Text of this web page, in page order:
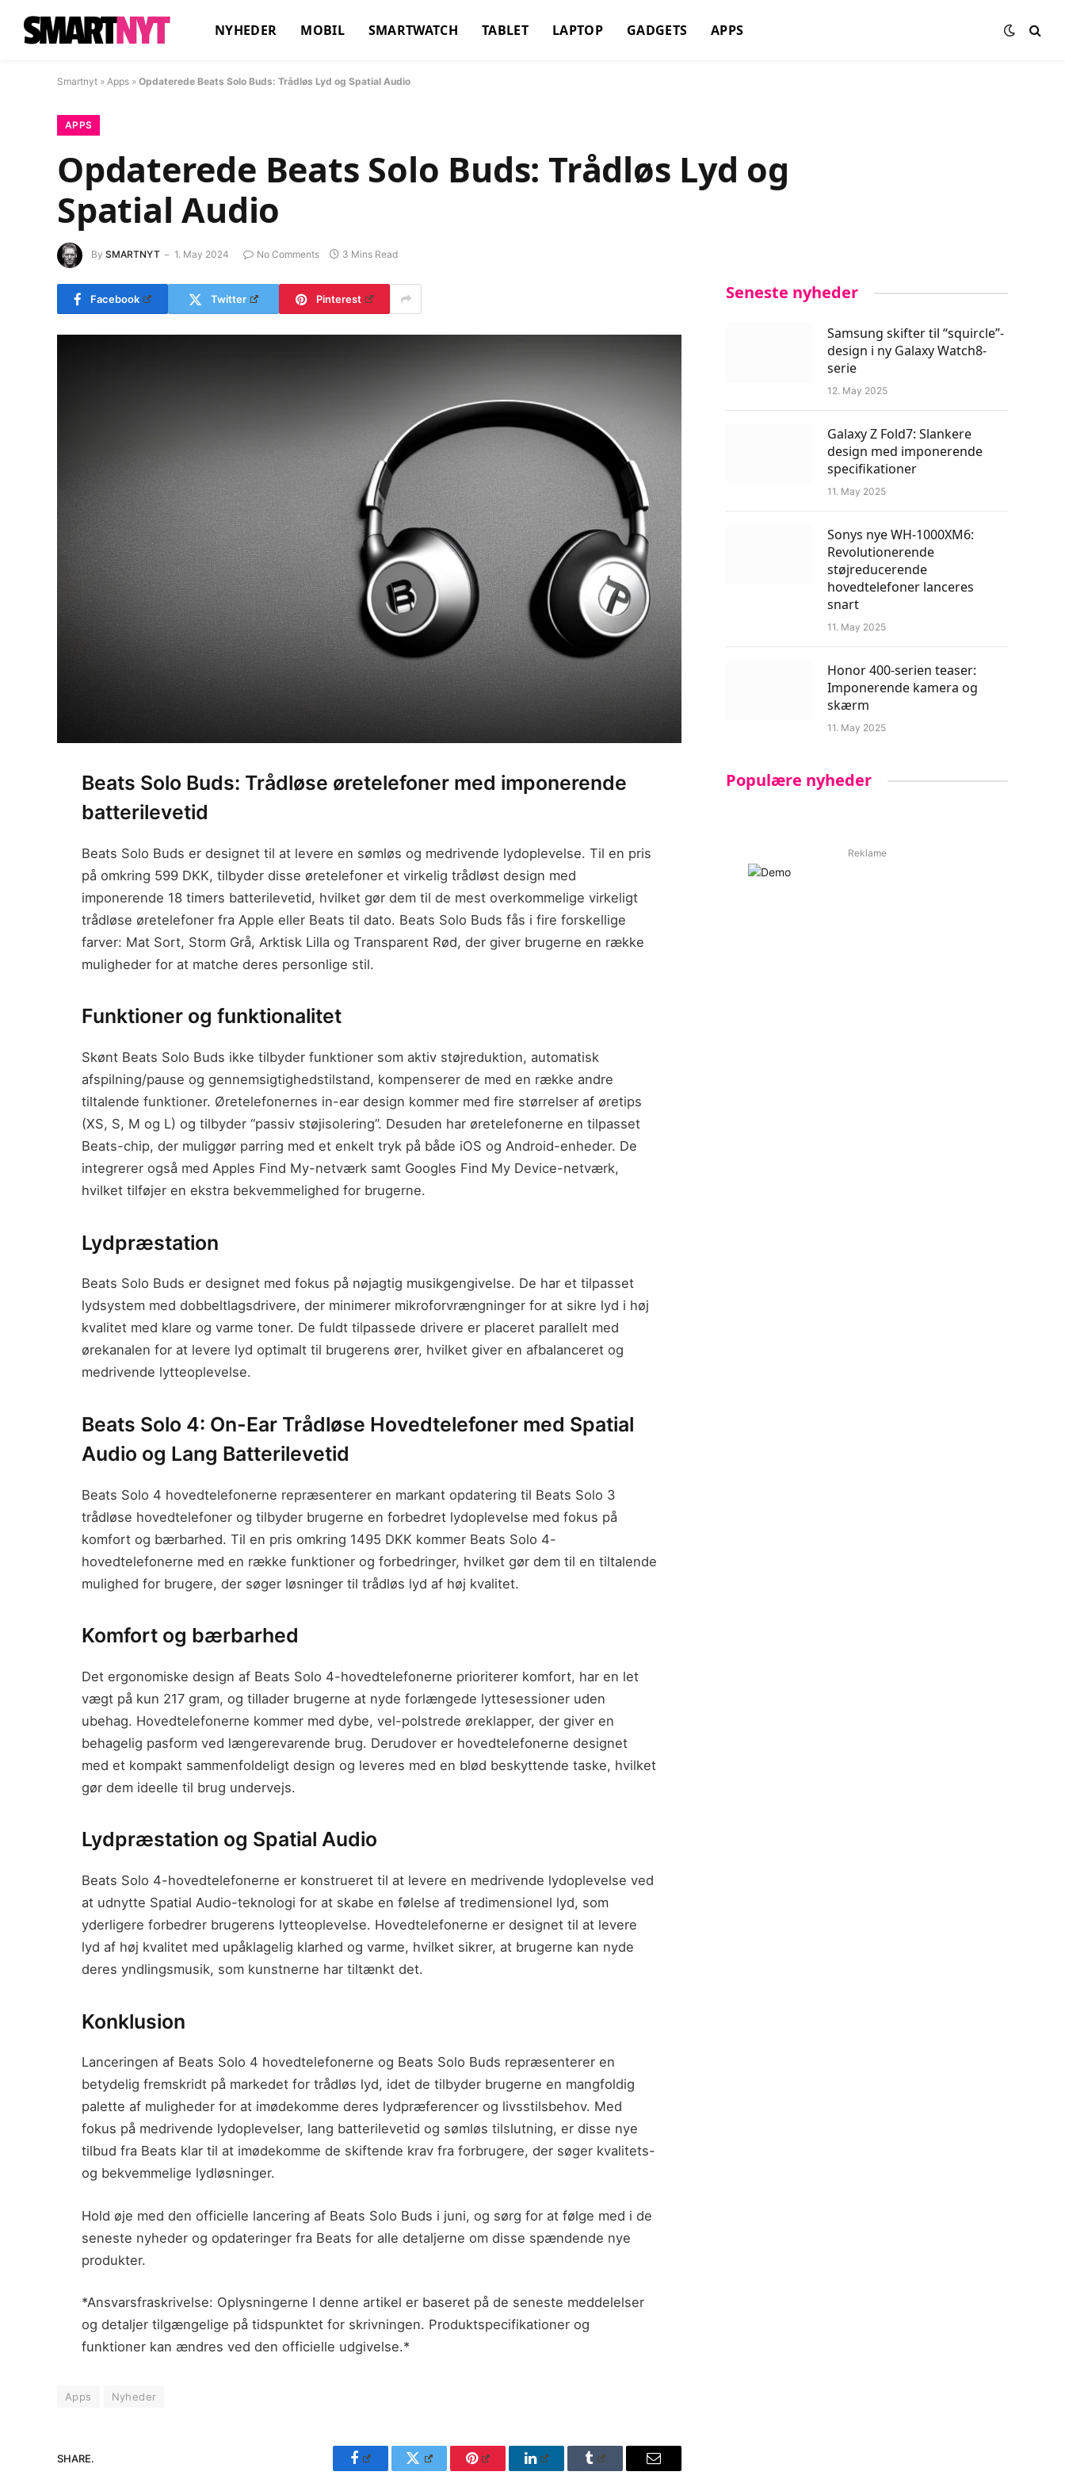
NYHEDER MOBIL SMARTWATCH TABLET LAPTOP GADGETS APPS
Smartnyt » Apps » Opdaterede Beats Solo Buds: Trådløs Lyd og Spatial Audio
APPS
Opdaterede Beats Solo Buds: Trådløs Lyd og
Spatial Audio
By SMARTNYT 1. May 2024 No Comments 3 Mins Read
Facebook Twitter Pinterest
Beats Solo Buds: Trådløse øretelefoner med imponerende
batterilevetid
Beats Solo Buds er designet til at levere en sømløs og medrivende lydoplevelse. Til en pris
på omkring 599 DKK, tilbyder disse øretelefoner et virkelig trådløst design med
imponerende 18 timers batterilevetid, hvilket gør dem til de mest overkommelige virkeligt
trådløse øretelefoner fra Apple eller Beats til dato. Beats Solo Buds fås i fire forskellige
farver: Mat Sort, Storm Grå, Arktisk Lilla og Transparent Rød, der giver brugerne en række
muligheder for at matche deres personlige stil.
Funktioner og funktionalitet
Skønt Beats Solo Buds ikke tilbyder funktioner som aktiv støjreduktion, automatisk
afspilning/pause og gennemsigtighedstilstand, kompenserer de med en række andre
tiltalende funktioner. Øretelefonernes in-ear design kommer med fire størrelser af øretips
(XS, S, M og L) og tilbyder “passiv støjisolering”. Desuden har øretelefonerne en tilpasset
Beats-chip, der muliggør parring med et enkelt tryk på både iOS og Android-enheder. De
integrerer også med Apples Find My-netværk samt Googles Find My Device-netværk,
hvilket tilføjer en ekstra bekvemmelighed for brugerne.
Lydpræstation
Beats Solo Buds er designet med fokus på nøjagtig musikgengivelse. De har et tilpasset
lydsystem med dobbeltlagsdrivere, der minimerer mikroforvrængninger for at sikre lyd i høj
kvalitet med klare og varme toner. De fuldt tilpassede drivere er placeret parallelt med
ørekanalen for at levere lyd optimalt til brugerens ører, hvilket giver en afbalanceret og
medrivende lytteoplevelse.
Beats Solo 4: On-Ear Trådløse Hovedtelefoner med Spatial
Audio og Lang Batterilevetid
Beats Solo 4 hovedtelefonerne repræsenterer en markant opdatering til Beats Solo 3
trådløse hovedtelefoner og tilbyder brugerne en forbedret lydoplevelse med fokus på
komfort og bærbarhed. Til en pris omkring 1495 DKK kommer Beats Solo 4-
hovedtelefonerne med en række funktioner og forbedringer, hvilket gør dem til en tiltalende
mulighed for brugere, der søger løsninger til trådløs lyd af høj kvalitet.
Komfort og bærbarhed
Det ergonomiske design af Beats Solo 4-hovedtelefonerne prioriterer komfort, har en let
vægt på kun 217 gram, og tillader brugerne at nyde forlængede lyttesessioner uden
ubehag. Hovedtelefonerne kommer med dybe, vel-polstrede øreklapper, der giver en
behagelig pasform ved længerevarende brug. Derudover er hovedtelefonerne designet
med et kompakt sammenfoldeligt design og leveres med en blød beskyttende taske, hvilket
gør dem ideelle til brug undervejs.
Lydpræstation og Spatial Audio
Beats Solo 4-hovedtelefonerne er konstrueret til at levere en medrivende lydoplevelse ved
at udnytte Spatial Audio-teknologi for at skabe en følelse af tredimensionel lyd, som
yderligere forbedrer brugerens lytteoplevelse. Hovedtelefonerne er designet til at levere
lyd af høj kvalitet med upåklagelig klarhed og varme, hvilket sikrer, at brugerne kan nyde
deres yndlingsmusik, som kunstnerne har tiltænkt det.
Konklusion
Lanceringen af Beats Solo 4 hovedtelefonerne og Beats Solo Buds repræsenterer en
betydelig fremskridt på markedet for trådløs lyd, idet de tilbyder brugerne en mangfoldig
palette af muligheder for at imødekomme deres lydpræferencer og livsstilsbehov. Med
fokus på medrivende lydoplevelser, lang batterilevetid og sømløs tilslutning, er disse nye
tilbud fra Beats klar til at imødekomme de skiftende krav fra forbrugere, der søger kvalitets-
og bekvemmelige lydløsninger.
Hold øje med den officielle lancering af Beats Solo Buds i juni, og sørg for at følge med i de
seneste nyheder og opdateringer fra Beats for alle detaljerne om disse spændende nye
produkter.
*Ansvarsfraskrivelse: Oplysningerne I denne artikel er baseret på de seneste meddelelser
og detaljer tilgængelige på tidspunktet for skrivningen. Produktspecifikationer og
funktioner kan ændres ved den officielle udgivelse.*
Apps Nyheder
SHARE.
Facebook Twitter Pinterest LinkedIn Tumblr Email
Seneste nyheder
Samsung skifter til “squircle”-
design i ny Galaxy Watch8-
serie
12. May 2025
Galaxy Z Fold7: Slankere
design med imponerende
specifikationer
11. May 2025
Sonys nye WH-1000XM6:
Revolutionerende
støjreducerende
hovedtelefoner lanceres
snart
11. May 2025
Honor 400-serien teaser:
Imponerende kamera og
skærm
11. May 2025
Populære nyheder
Reklame